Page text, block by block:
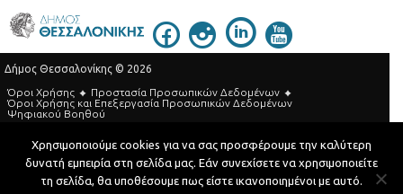
Δήμος Θεσσαλονίκης © 2026
Όροι Χρήσης
Προστασία Προσωπικών Δεδομένων
Όροι Xρήσης και Eπεξεργασία Προσωπικών Δεδομένων
Ψηφιακού Βοηθού
Τηλεφωνικός Κατάλογος
Developed by MyCompany Projects
Χρησιμοποιούμε cookies για να σας προσφέρουμε την καλύτερη
δυνατή εμπειρία στη σελίδα μας. Εάν συνεχίσετε να χρησιμοποιείτε
τη σελίδα, θα υποθέσουμε πως είστε ικανοποιημένοι με αυτό.